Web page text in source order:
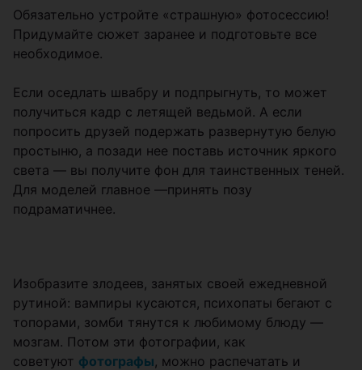
Обязательно устройте «страшную» фотосессию!
Придумайте сюжет заранее и подготовьте все
необходимое.
Если оседлать швабру и подпрыгнуть, то может
получиться кадр с летящей ведьмой. А если
попросить друзей подержать развернутую белую
простыню, а позади нее поставь источник яркого
света — вы получите фон для таинственных теней.
Для моделей главное —принять позу
подраматичнее.
Изобразите злодеев, занятых своей ежедневной
рутиной: вампиры кусаются, психопаты бегают с
топорами, зомби тянутся к любимому блюду —
мозгам. Потом эти фотографии, как
советуют фотографы, можно распечатать и